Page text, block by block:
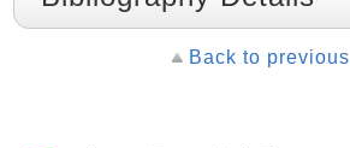
Back to previous